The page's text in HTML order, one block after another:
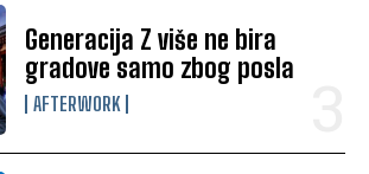
Generacija Z više ne bira
gradove samo zbog posla
AFTERWORK